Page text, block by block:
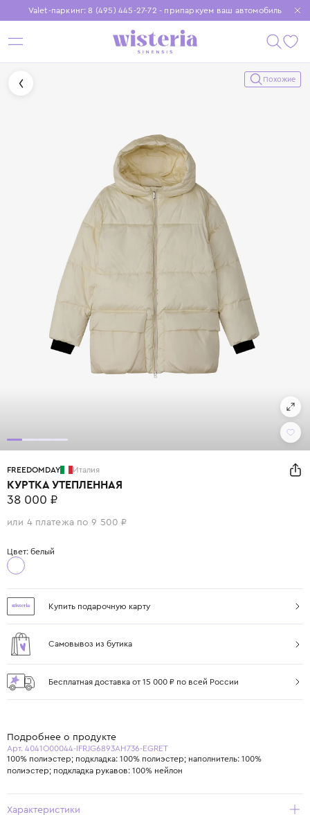
Valet-паркинг: 8 (495) 445-27-72 - припаркуем ваш автомобиль
Бесплатная доставка при заказе от 15 000 ₽
Установите приложение, чтобы покупки были еще удобнее
Похожие
FREEDOMDAY Италия
КУРТКА УТЕПЛЕННАЯ
38 000 ₽
или 4 платежа по 9 500 ₽
Цвет: белый
Купить подарочную карту
Самовывоз из бутика
Бесплатная доставка от 15 000 ₽ по всей России
Подробнее о продукте
Арт. 4041O00044-IFRJG6893AH736-EGRET
100% полиэстер; подкладка: 100% полиэстер; наполнитель: 100%
полиэстер; подкладка рукавов: 100% нейлон
Характеристики